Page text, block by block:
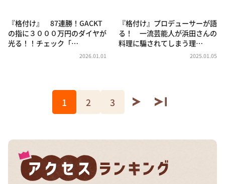
『格付け』 87連勝！GACKT
の指に３０００万円のダイヤが
光る！！チェック「…
2026.01.01
『格付け』プロデューサーが語
る！ 一流芸能人が浜田さんの
料理に騙されてしまう理…
2025.01.05
1 2 3